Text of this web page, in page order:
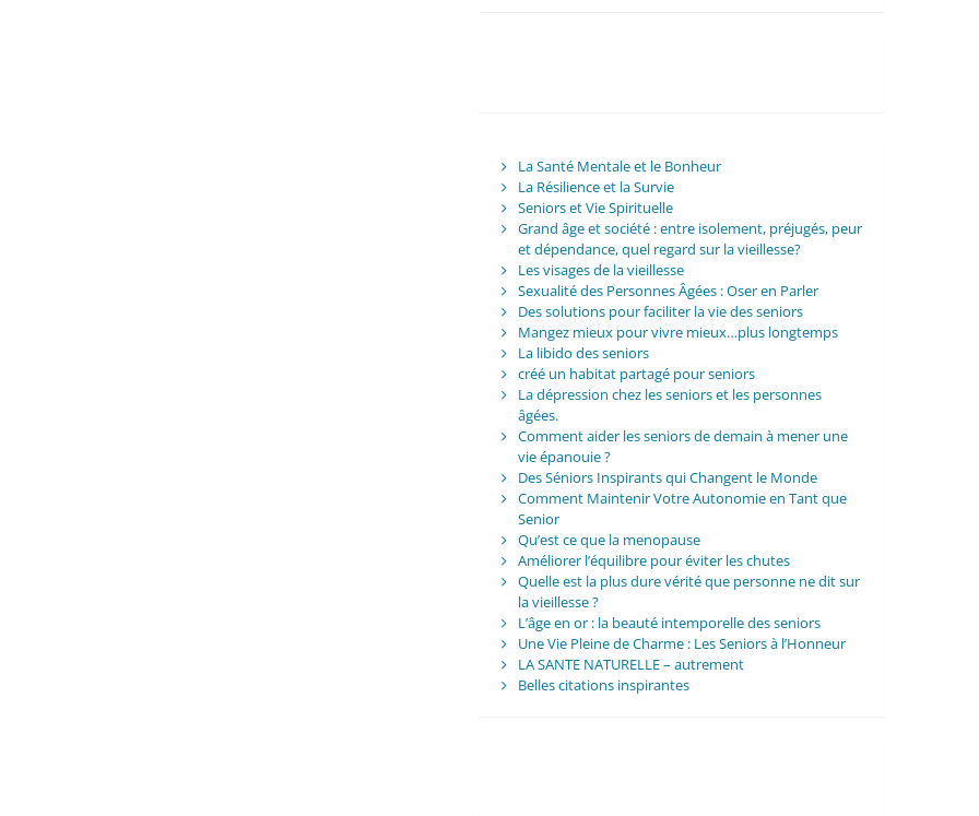
La Santé Mentale et le Bonheur
La Résilience et la Survie
Seniors et Vie Spirituelle
Grand âge et société : entre isolement, préjugés, peur
et dépendance, quel regard sur la vieillesse?
Les visages de la vieillesse
Sexualité des Personnes Âgées : Oser en Parler
Des solutions pour faciliter la vie des seniors
Mangez mieux pour vivre mieux…plus longtemps
La libido des seniors
créé un habitat partagé pour seniors
La dépression chez les seniors et les personnes
âgées.
Comment aider les seniors de demain à mener une
vie épanouie ?
Des Séniors Inspirants qui Changent le Monde
Comment Maintenir Votre Autonomie en Tant que
Senior
Qu’est ce que la menopause
Améliorer l’équilibre pour éviter les chutes
Quelle est la plus dure vérité que personne ne dit sur
la vieillesse ?
L’âge en or : la beauté intemporelle des seniors
Une Vie Pleine de Charme : Les Seniors à l’Honneur
LA SANTE NATURELLE – autrement
Belles citations inspirantes